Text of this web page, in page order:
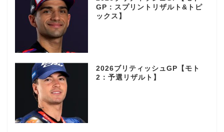
GP：スプリントリザルト&トピ
ックス】
2026ブリティッシュGP【モト
2：予選リザルト】